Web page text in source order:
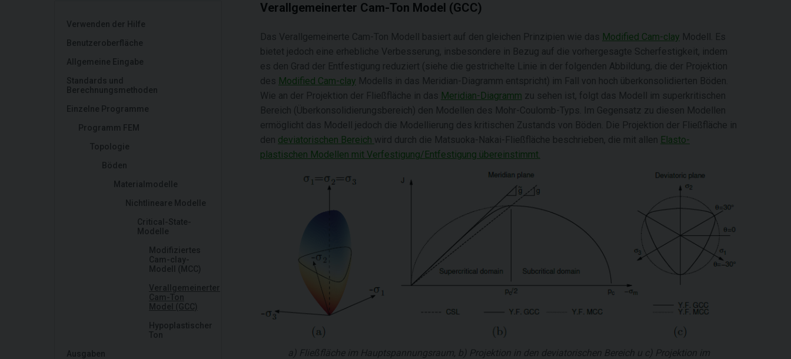
Verwenden der Hilfe
Benutzeroberfläche
Allgemeine Eingabe
Standards und
Berechnungsmethoden
Einzelne Programme
Programm FEM
Topologie
Böden
Materialmodelle
Nichtlineare Modelle
Critical-State-
Modelle
Modifiziertes
Cam-clay-
Modell (MCC)
Verallgemeinerter
Cam-Ton
Model (GCC)
Hypoplastischer
Ton
Ausgaben
Verallgemeinerter Cam-Ton Model (GCC)
Das Verallgemeinerte Cam-Ton Modell basiert auf den gleichen Prinzipien wie das Modified Cam-clay Modell. Es
bietet jedoch eine erhebliche Verbesserung, insbesondere in Bezug auf die vorhergesagte Scherfestigkeit, indem
es den Grad der Entfestigung reduziert (siehe die gestrichelte Linie in der folgenden Abbildung, die der Projektion
des Modified Cam-clay Modells in das Meridian-Diagramm entspricht) im Fall von hoch überkonsolidierten Böden.
Wie an der Projektion der Fließfläche in das Meridian-Diagramm zu sehen ist, folgt das Modell im superkritischen
Bereich (Überkonsolidierungsbereich) den Modellen des Mohr-Coulomb-Typs. Im Gegensatz zu diesen Modellen
ermöglicht das Modell jedoch die Modellierung des kritischen Zustands von Böden. Die Projektion der Fließfläche in
den deviatorischen Bereich wird durch die Matsuoka-Nakai-Fließfläche beschrieben, die mit allen Elasto-
plastischen Modellen mit Verfestigung/Entfestigung übereinstimmt.
a) Fließfläche im Hauptspannungsraum, b) Projektion in den deviatorischen Bereich u c) Projektion im